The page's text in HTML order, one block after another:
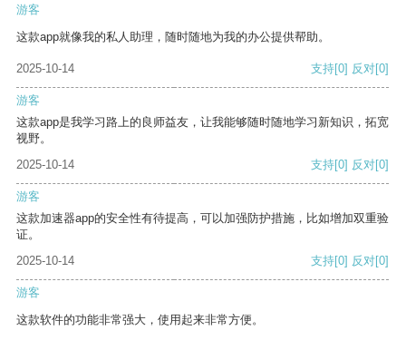
游客
这款app就像我的私人助理，随时随地为我的办公提供帮助。
2025-10-14 支持[0] 反对[0]
游客
这款app是我学习路上的良师益友，让我能够随时随地学习新知识，拓宽
视野。
2025-10-14
支持[0] 反对[0]
游客
这款加速器app的安全性有待提高，可以加强防护措施，比如增加双重验
证。
2025-10-14
支持[0] 反对[0]
游客
这款软件的功能非常强大，使用起来非常方便。